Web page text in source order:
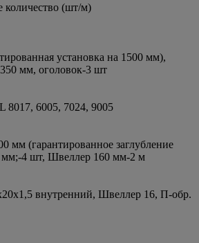
количество (шт/м)
установка на 1500 мм),
мм, оголовок-3 шт
8017, 6005, 7024, 9005
мм (гарантированное заглубление
мм;-4 шт, Швеллер 160 мм-2 м
внутренний, Швеллер 16, П-обр.